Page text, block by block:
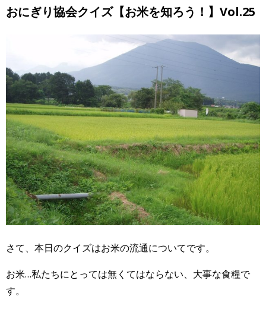
おにぎり協会クイズ【お米を知ろう！】Vol.25
さて、本日のクイズはお米の流通についてです。
お米…私たちにとっては無くてはならない、大事な食糧で
す。